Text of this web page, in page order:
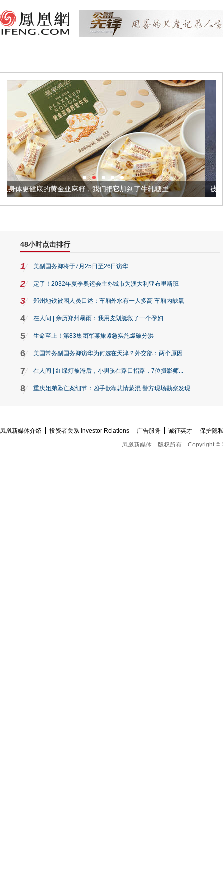
麻籽，我们把它加到了牛轧糖里 被列入佛家七宝的它到底
48小时点击排行
1 美副国务卿将于7月25日至26日访华
2 定了！2032年夏季奥运会主办城市为澳大利亚布里斯班
3 郑州地铁被困人员口述：车厢外水有一人多高 车厢内缺氧
4 在人间 | 亲历郑州暴雨：我用皮划艇救了一个孕妇
5 生命至上！第83集团军某旅紧急实施爆破分洪
6 美国常务副国务卿访华为何选在天津？外交部：两个原因
7 在人间 | 红绿灯被淹后，小男孩在路口指路，7位摄影师...
8 重庆姐弟坠亡案细节：凶手欲靠悲情蒙混 警方现场勘察发现...
凤凰新媒体介绍 投资者关系 Investor Relations 广告服务 诚征英才
保护隐
凤凰新媒体
版权所有 Copyright ©